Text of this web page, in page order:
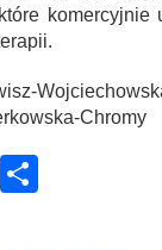
komercyjnie
Chromy
Email